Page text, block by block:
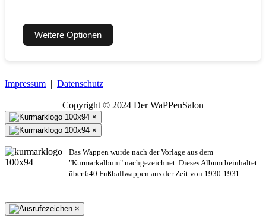
Weitere Optionen
Impressum | Datenschutz
Copyright © 2024 Der WaPPenSalon
×
×
Das Wappen wurde nach der Vorlage aus dem
"Kurmarkalbum" nachgezeichnet. Dieses Album beinhaltet
über 640 Fußballwappen aus der Zeit von 1930-1931.
×